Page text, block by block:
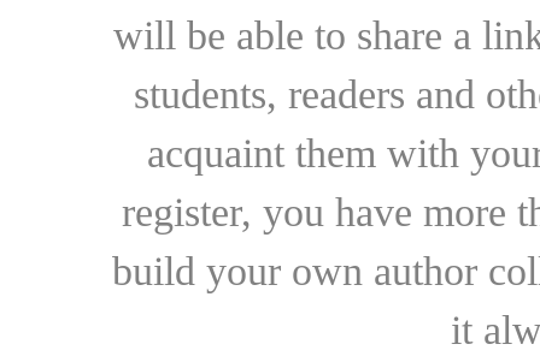
will be able to share a
students, readers and
acquaint them with
register, you have more
build your own author
it